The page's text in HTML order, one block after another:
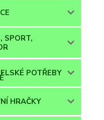
SPORT,
POTŘEBY
HRAČKY